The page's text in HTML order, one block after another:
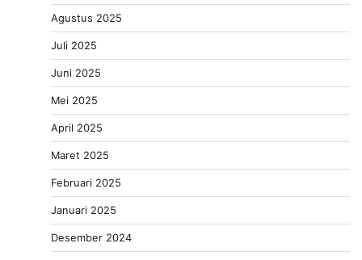
Agustus 2025
Juli 2025
Juni 2025
Mei 2025
April 2025
Maret 2025
Februari 2025
Januari 2025
Desember 2024